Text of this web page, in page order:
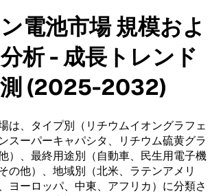
電池市場 規模およ
析 - 成長トレンド
(2025-2032)
は、タイプ別（リチウムイオングラフェ
スーパーキャパシタ、リチウム硫黄グラ
）、最終用途別（自動車、民生用電子機
の他）、地域別（北米、ラテンアメリ
ヨーロッパ、中東、アフリカ）に分類さ